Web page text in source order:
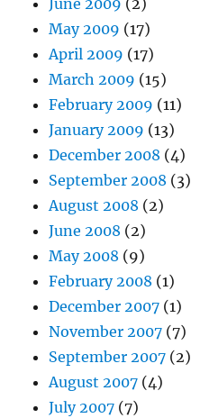
June 2009 (2)
May 2009 (17)
April 2009 (17)
March 2009 (15)
February 2009 (11)
January 2009 (13)
December 2008 (4)
September 2008 (3)
August 2008 (2)
June 2008 (2)
May 2008 (9)
February 2008 (1)
December 2007 (1)
November 2007 (7)
September 2007 (2)
August 2007 (4)
July 2007 (7)